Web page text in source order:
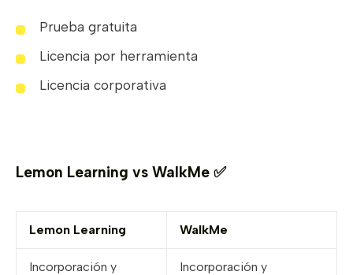
Prueba gratuita
Licencia por herramienta
Licencia corporativa
Lemon Learning vs WalkMe ✅
Lemon Learning WalkMe
Incorporación y
Incorporación y